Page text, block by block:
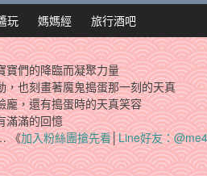
玩 媽媽經 旅行酒吧
寶們的降臨而凝聚力量
也刻畫著魔鬼搗蛋那一刻的天真
龐，還有搗蛋時的天真笑容
滿滿的回憶
《加入粉絲團搶先看│Line好友：